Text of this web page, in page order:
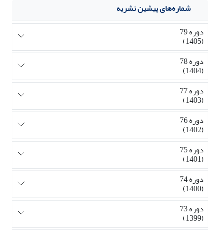
شماره‌های پیشین نشریه
دوره 79
(1405)
دوره 78
(1404)
دوره 77
(1403)
دوره 76
(1402)
دوره 75
(1401)
دوره 74
(1400)
دوره 73
(1399)